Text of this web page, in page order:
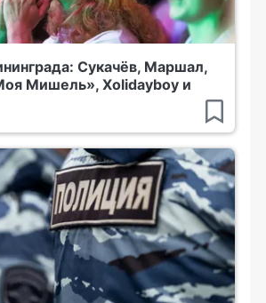
Сукачёв, Маршал,
Мишель», Xolidayboy и